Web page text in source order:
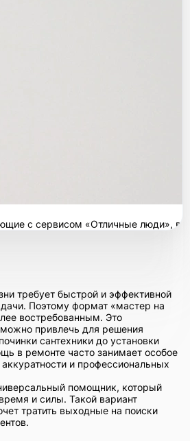
с сервисом «Отличные люди», в
требует быстрой и эффективной
Поэтому формат «мастер на
востребованным. Это
привлечь для решения
сантехники до установки
в ремонте часто занимает особое
и профессиональных
помощник, который
и силы. Такой вариант
тратить выходные на поиски